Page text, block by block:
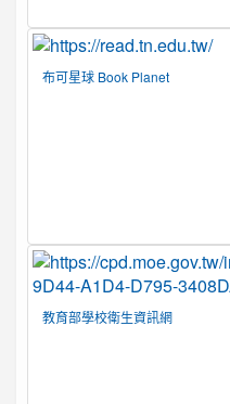
布可星球 Book Planet
教育部學校衛生資訊網